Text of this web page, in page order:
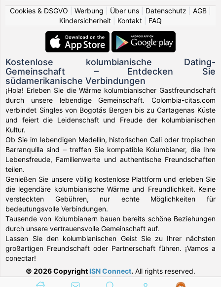
Cookies & DSGVO
Werbung Über uns Datenschutz AGB
Kindersicherheit
Kontakt FAQ
Kostenlose kolumbianische Dating-
Gemeinschaft – Entdecken Sie
südamerikanische Verbindungen
¡Hola! Erleben Sie die Wärme kolumbianischer Gastfreundschaft
durch unsere lebendige Gemeinschaft. Colombia-citas.com
verbindet Singles von Bogotás Bergen bis zu Cartagenas Küste
und feiert die Leidenschaft und Freude der kolumbianischen
Kultur.
Ob Sie im lebendigen Medellín, historischen Cali oder tropischen
Barranquilla sind – treffen Sie kompatible Kolumbianer, die Ihre
Lebensfreude, Familienwerte und authentische Freundschaften
teilen.
Genießen Sie unsere völlig kostenlose Plattform und erleben Sie
die legendäre kolumbianische Wärme und Freundlichkeit. Keine
versteckten Gebühren, nur echte Möglichkeiten für
bedeutungsvolle Verbindungen.
Tausende von Kolumbianern bauen bereits schöne Beziehungen
durch unsere vertrauensvolle Gemeinschaft auf.
Lassen Sie den kolumbianischen Geist Sie zu Ihrer nächsten
großartigen Freundschaft oder Partnerschaft führen. ¡Vamos a
conectar!
© 2026 Copyright ISN Connect. All rights reserved.